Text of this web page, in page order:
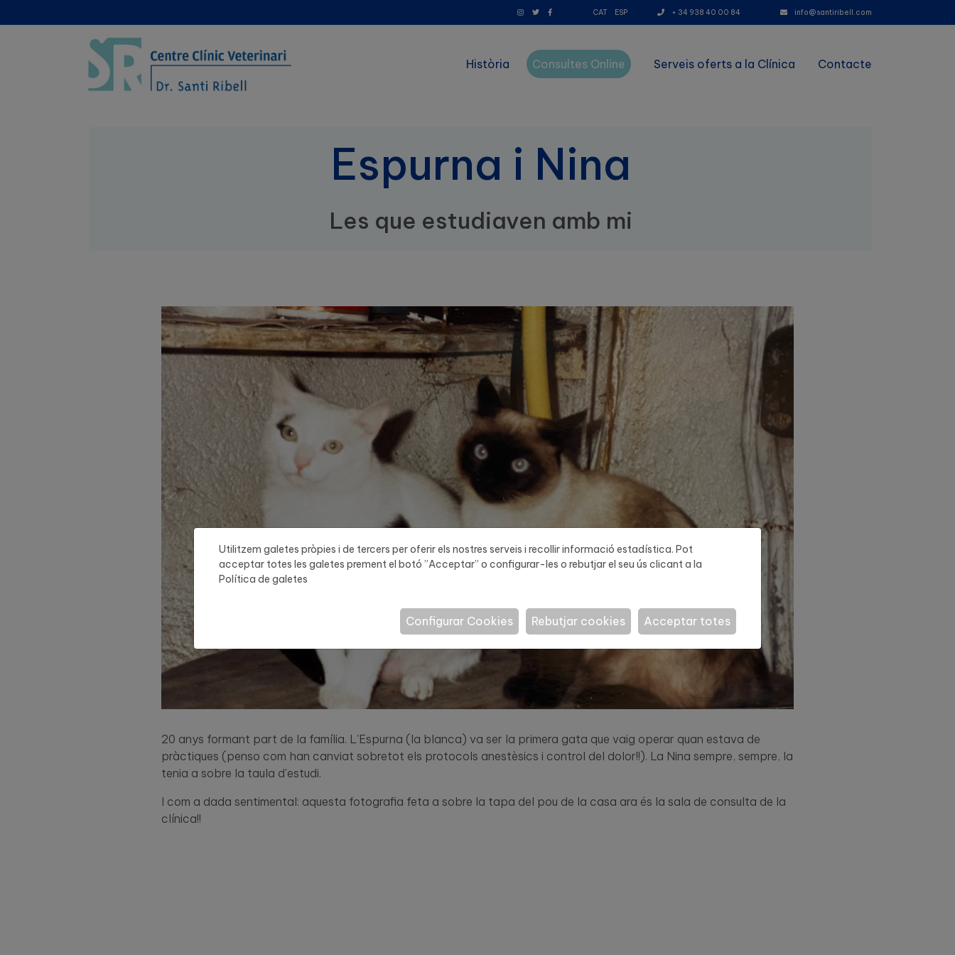
CAT ESP + 34 938 40 00 84 info@santiribell.com
Història Consultes Online Serveis oferts a la Clínica Contacte
Espurna i Nina
Les que estudiaven amb mi
20 anys formant part de la família. L'Espurna (la blanca) va ser la primera gata que vaig operar quan estava de
pràctiques (penso com han canviat sobretot els protocols anestèsics i control del dolor!!). La Nina sempre, sempre, la
tenia a sobre la taula d'estudi.
I com a dada sentimental: aquesta fotografia feta a sobre la tapa del pou de la casa ara és la sala de consulta de la
clínica!!
Utilitzem galetes pròpies i de tercers per oferir els nostres serveis i recollir informació estadística. Pot
acceptar totes les galetes prement el botó ”Acceptar” o configurar-les o rebutjar el seu ús clicant a la
Política de galetes
Acceptar totes
Rebutjar cookies
Configurar Cookies